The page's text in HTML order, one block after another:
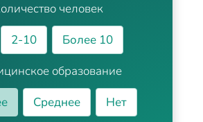
человек
2-10
Более 10
образование
Среднее Нет